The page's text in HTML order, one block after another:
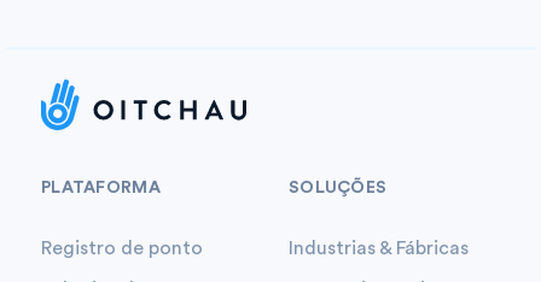
PLATAFORMA
Registro de ponto
SOLUÇÕES
Industrias & Fábricas